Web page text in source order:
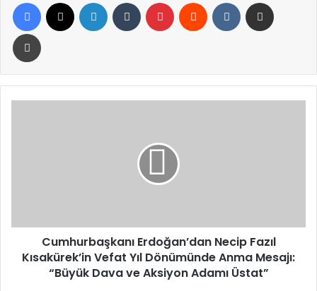
Yazdır
Anma
“Büyük
Cumhurbaşkanı Erdoğan’dan Necip Fazıl
Kısakürek’in Vefat Yıl Dönümünde Anma Mesajı:
“Büyük Dava ve Aksiyon Adamı Üstat”